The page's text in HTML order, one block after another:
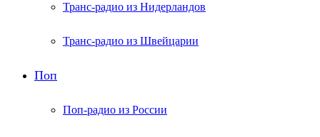
Транс-радио из Нидерландов
Транс-радио из Швейцарии
Поп
Поп-радио из России